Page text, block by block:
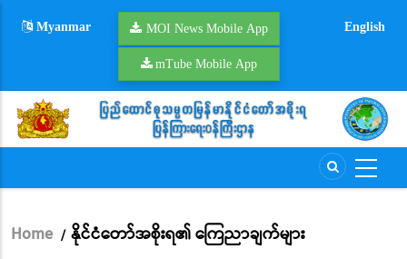
Myanmar MOI News Mobile App
mTube Mobile App
English
Breadcrumb
Home / နိုင်ငံတော်အစိုးရ၏ ကြေညာချက်များ